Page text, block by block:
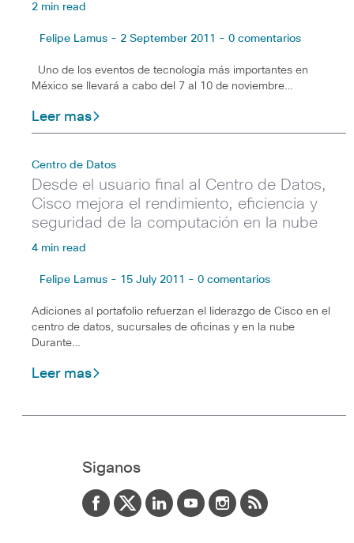
2 min read
Felipe Lamus - 2 September 2011 - 0 comentarios
Uno de los eventos de tecnología más importantes en
México se llevará a cabo del 7 al 10 de noviembre…
Leer mas
Centro de Datos
Desde el usuario final al Centro de Datos,
Cisco mejora el rendimiento, eficiencia y
seguridad de la computación en la nube
4 min read
Felipe Lamus - 15 July 2011 - 0 comentarios
Adiciones al portafolio refuerzan el liderazgo de Cisco en el
centro de datos, sucursales de oficinas y en la nube
Durante…
Leer mas
Siganos